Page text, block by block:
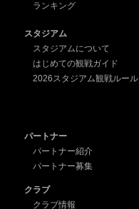
ランキング
スタジアム
スタジアムについて
はじめての観戦ガイド
2026スタジアム観戦ルール
パートナー
パートナー紹介
パートナー募集
クラブ
クラブ情報